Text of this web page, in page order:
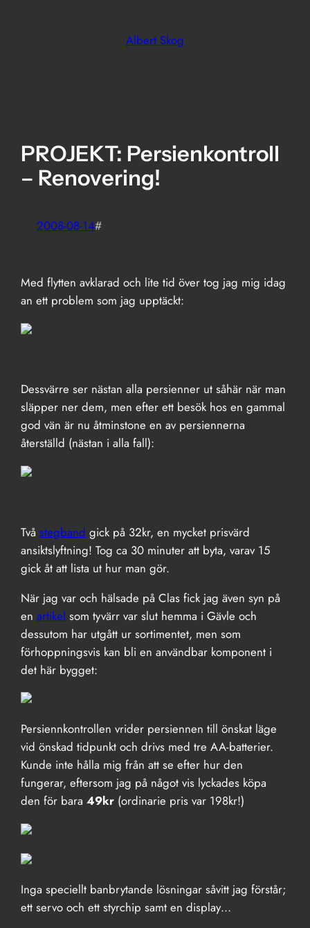
Albert Skog
PROJEKT: Persienkontroll
– Renovering!
2008-08-14#
Med flytten avklarad och lite tid över tog jag mig idag
an ett problem som jag upptäckt:
Dessvärre ser nästan alla persienner ut såhär när man
släpper ner dem, men efter ett besök hos en gammal
god vän är nu åtminstone en av persiennerna
återställd (nästan i alla fall):
Tvåstegband gick på 32kr, en mycket prisvärd
ansiktslyftning! Tog ca 30 minuter att byta, varav 15
gick åt att lista ut hur man gör.
När jag var och hälsade på Clas fick jag även syn på
enartikel som tyvärr var slut hemma i Gävle och
dessutom har utgått ur sortimentet, men som
förhoppningsvis kan bli en användbar komponent i
det här bygget:
Persiennkontrollen vrider persiennen till önskat läge
vid önskad tidpunkt och drivs med tre AA-batterier.
Kunde inte hålla mig från att se efter hur den
fungerar, eftersom jag på något vis lyckades köpa
den för bara49kr (ordinarie pris var 198kr!)
Inga speciellt banbrytande lösningar såvitt jag förstår;
ett servo och ett styrchip samt en display…